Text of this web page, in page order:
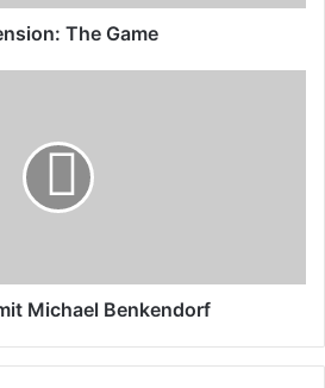
The Game
Michael Benkendorf